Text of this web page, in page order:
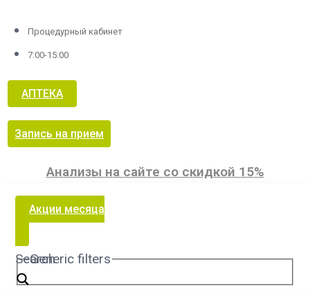
Процедурный кабинет
7:00-15:00
АПТЕКА
Запись на прием
Анализы на сайте со скидкой 15%
Акции месяца
Search
Generic filters